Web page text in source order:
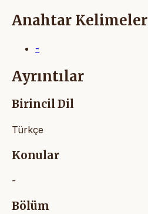
Anahtar Kelimeler
-
Ayrıntılar
Birincil Dil
Türkçe
Konular
-
Bölüm